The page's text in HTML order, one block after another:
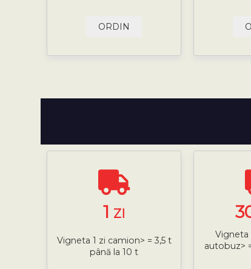
ORDIN
1 ZI
Vigneta 1 zi camion> = 3,5 t
până la 10 t
Vigneta
autobuz>